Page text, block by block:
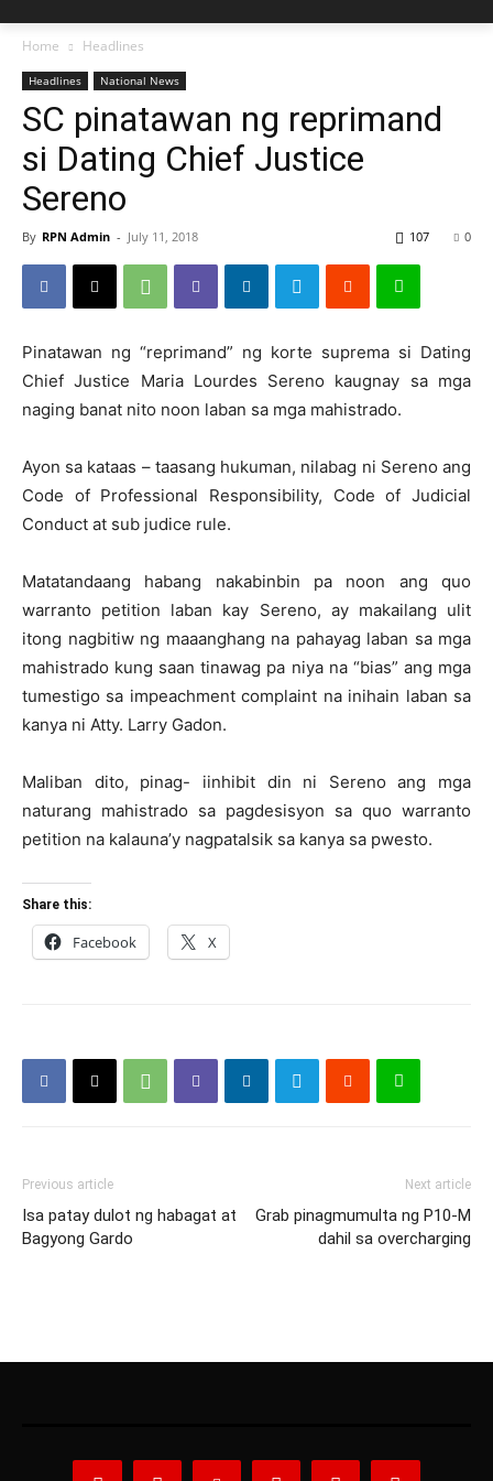
Home Headlines
Headlines National News
SC pinatawan ng reprimand
si Dating Chief Justice
Sereno
By RPN Admin - July 11, 2018 0
107
Pinatawan ng “reprimand” ng korte suprema si Dating
Chief Justice Maria Lourdes Sereno kaugnay sa mga
naging banat nito noon laban sa mga mahistrado.
Ayon sa kataas – taasang hukuman, nilabag ni Sereno ang
Code of Professional Responsibility, Code of Judicial
Conduct at sub judice rule.
Matatandaang habang nakabinbin pa noon ang quo
warranto petition laban kay Sereno, ay makailang ulit
itong nagbitiw ng maaanghang na pahayag laban sa mga
mahistrado kung saan tinawag pa niya na “bias” ang mga
tumestigo sa impeachment complaint na inihain laban sa
kanya ni Atty. Larry Gadon.
Maliban dito, pinag- iinhibit din ni Sereno ang mga
naturang mahistrado sa pagdesisyon sa quo warranto
petition na kalauna’y nagpatalsik sa kanya sa pwesto.
Share this:
Facebook X
Previous article
Isa patay dulot ng habagat at
Bagyong Gardo
Next article
Grab pinagmumulta ng P10-M
dahil sa overcharging